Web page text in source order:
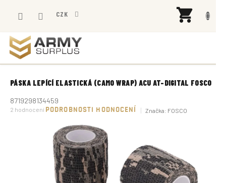
CZK
PÁSKA LEPÍCÍ ELASTICKÁ (CAMO WRAP) ACU AT-DIGITAL FOSCO
8719298134459
Průměrné
2 hodnocení PODROBNOSTI HODNOCENÍ Značka: FOSCO